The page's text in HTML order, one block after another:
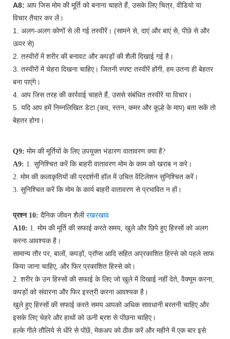
A8: आप जिस मोम की मूर्ति को बनाना चाहते हैं, उसके लिए चित्र, वीडियो या
विचार तैयार कर लें।
1. अलग-अलग कोणों से ली गई तस्वीरें। (सामने से, दाएं और बाएं से, पीछे से और
ऊपर से)
2. तस्वीरों में शरीर की बनावट और कपड़ों की शैली दिखाई गई है।
3. तस्वीरों में चेहरा दिखना चाहिए। जितनी स्पष्ट तस्वीरें होंगी, हम उतना ही बेहतर
बना पाएंगे।
4. आप जिस तरह की कार्रवाई चाहते हैं, उससे संबंधित तस्वीरें या विचार।
5. यदि आप हमें निम्नलिखित डेटा (कद, स्तन, कमर और कूल्हे के माप) बता सकें तो
बेहतर होगा।
Q9: मोम की मूर्तियों के लिए उपयुक्त भंडारण वातावरण क्या है?
A9: 1. सुनिश्चित करें कि बाहरी वातावरण मोम के काम को खराब न करे।
2. मोम की कलाकृतियों की प्रदर्शनी हॉल में उचित वेंटिलेशन सुनिश्चित करें।
3. सुनिश्चित करें कि मोम के कार्य बाहरी वातावरण से प्रभावित न हों।
प्रश्न 10: दैनिक जीवन शैलीरखरखाव
A10: 1. मोम की मूर्ति की सफाई करते समय, खुले और छिपे हुए हिस्सों को अलग
करना आवश्यक है।
सामान्य तौर पर, बालों, कपड़ों, प्रॉप्स आदि सहित अप्रकाशित हिस्से को पहले साफ
किया जाना चाहिए, और फिर प्रकाशित हिस्से को।
2. शरीर के उन हिस्सों की सफाई के लिए जो खुले में दिखाई नहीं देते, वैक्यूम करना,
कपड़ों को संवारना और फिर इस्त्री करना आवश्यक है।
खुले हुए हिस्सों की सफाई करते समय आपको अधिक सावधानी बरतनी चाहिए और
इसके लिए चेहरे और हाथों को ऊनी ब्रश से पोंछना चाहिए।
हल्के गीले तौलिये से धीरे से पोंछें, मेकअप को ठीक करें और महीने में एक बार इसे